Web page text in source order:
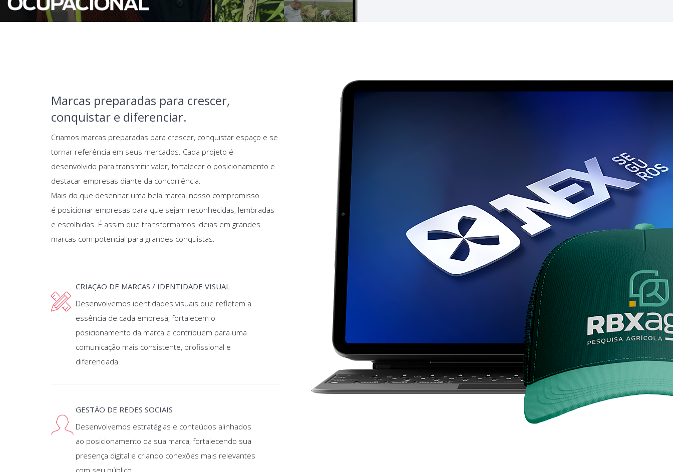
Marcas preparadas para crescer,
conquistar e diferenciar.
Criamos marcas preparadas para crescer, conquistar espaço e se
tornar referência em seus mercados. Cada projeto é
desenvolvido para transmitir valor, fortalecer o posicionamento e
destacar empresas diante da concorrência.
Mais do que desenhar uma bela marca, nosso compromisso
é posicionar empresas para que sejam reconhecidas, lembradas
e escolhidas. É assim que transformamos ideias em grandes
marcas com potencial para grandes conquistas.
CRIAÇÃO DE MARCAS / IDENTIDADE VISUAL
Desenvolvemos identidades visuais que refletem a
essência de cada empresa, fortalecem o
posicionamento da marca e contribuem para uma
comunicação mais consistente, profissional e
diferenciada.
GESTÃO DE REDES SOCIAIS
Desenvolvemos estratégias e conteúdos alinhados
ao posicionamento da sua marca, fortalecendo sua
presença digital e criando conexões mais relevantes
com seu público.